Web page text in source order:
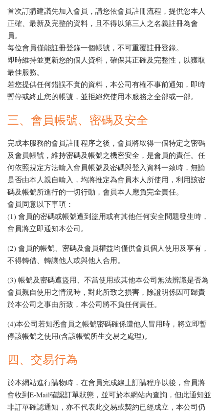
首次訂購建議先加入會員，請您依會員註冊流程，提供您本人
正確、最新及完整的資料，且不得以第三人之名義註冊為會
員。
每位會員僅能註冊登錄一個帳號，不可重覆註冊登錄。
即時維持並更新您的個人資料，確保其正確及完整性，以獲取
最佳服務。
若您提供任何錯誤不實的資料，本公司有權不事前通知，即時
暫停或終止您的帳號，並拒絕您使用本服務之全部或一部。
三、會員帳號、密碼及安全
完成本服務的會員註冊程序之後，會員將取得一個特定之密碼
及會員帳號，維持密碼及帳號之機密安全，是會員的責任。任
何依照規定方法輸入會員帳號及密碼與登入資料一致時，無論
是否由本人親自輸入，均將推定為會員本人所使用，利用該密
碼及帳號所進行的一切行動，會員本人應負完全責任。
會員同意以下事項：
(1) 會員的密碼或帳號遭到盜用或有其他任何安全問題發生時，
會員將立即通知本公司。
(2) 會員的帳號、密碼及會員權益均僅供會員個人使用及享有，
不得轉借、轉讓他人或與他人合用。
(3) 帳號及密碼遭盜用、不當使用或其他本公司無法辨識是否為
會員親自使用之情況時，對此所致之損害，除證明係因可歸責
於本公司之事由所致，本公司將不負任何責任。
(4)本公司若知悉會員之帳號密碼確係遭他人冒用時，將立即暫
停該帳號之使用(含該帳號所生交易之處理)。
四、交易行為
於本網站進行購物時，在會員完成線上訂購程序以後，會員將
會收到E-Mail確認訂單狀態，並可於本網站內查詢，但此通知並
非訂單確認通知，亦不代表此交易或契約已經成立，本公司仍